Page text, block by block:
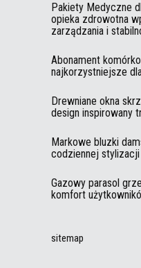
Pakiety Medyczne
opieka zdrowotna
zarządzania i
Abonament
najkorzystniejsze
Drewniane okna
design inspirowany
Markowe bluzki
codziennej stylizacji
Gazowy parasol
komfort
sitemap